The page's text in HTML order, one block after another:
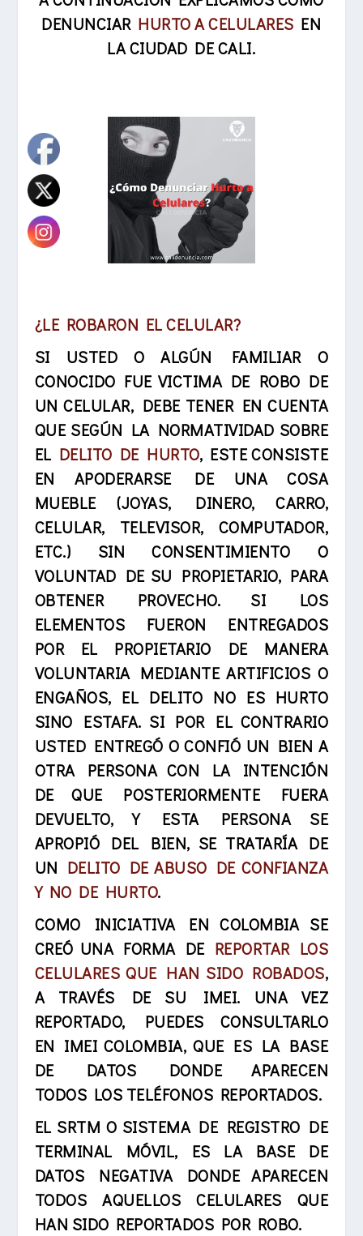
DENUNCIAR HURTO A CELULARES EN
LA CIUDAD DE CALI.
¿LE ROBARON EL CELULAR?
SI USTED O ALGÚN FAMILIAR O
CONOCIDO FUE VICTIMA DE ROBO DE
UN CELULAR, DEBE TENER EN CUENTA
QUE SEGÚN LA NORMATIVIDAD SOBRE
EL DELITO DE HURTO, ESTECONSISTE
EN APODERARSE DE UNA COSA
MUEBLE (JOYAS, DINERO, CARRO,
CELULAR, TELEVISOR, COMPUTADOR,
ETC.) SIN CONSENTIMIENTO O
VOLUNTAD DE SU PROPIETARIO, PARA
OBTENER PROVECHO. SI LOS
ELEMENTOS FUERON ENTREGADOS
POR EL PROPIETARIO DE MANERA
VOLUNTARIA MEDIANTE ARTIFICIOS O
ENGAÑOS, EL DELITO NO ES HURTO
SINO ESTAFA. SI POR EL CONTRARIO
USTED ENTREGÓ O CONFIÓ UN BIEN A
OTRA PERSONA CON LA INTENCIÓN
DE QUE POSTERIORMENTE FUERA
DEVUELTO, Y ESTA PERSONA SE
APROPIÓ DEL BIEN, SE TRATARÍA DE
UN DELITO DE ABUSO DE CONFIANZA
Y NO DE HURTO.
COMO INICIATIVA EN COLOMBIA SE
CREÓ UNA FORMA DE REPORTAR LOS
CELULARES QUE HAN SIDO ROBADOS,
A TRAVÉS DE SU IMEI. UNA VEZ
REPORTADO,
PUEDES CONSULTARLO
EN IMEI COLOMBIA, QUE ES LA BASE
DE DATOS DONDE APARECEN
TODOS LOS TELÉFONOS REPORTADOS.
EL SRTM O SISTEMA DE REGISTRO DE
TERMINAL MÓVIL, ES LA BASE DE
DATOS NEGATIVA DONDE APARECEN
TODOS AQUELLOS CELULARES QUE
HAN SIDO REPORTADOS POR ROBO.